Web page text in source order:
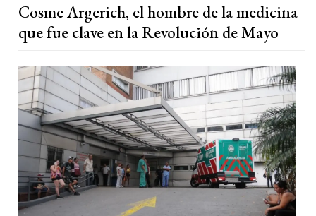
Cosme Argerich, el hombre de la medicina
que fue clave en la Revolución de Mayo